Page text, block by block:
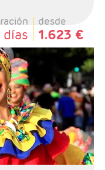
desde
1.623 €